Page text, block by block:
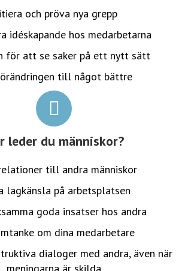
och pröva nya grepp
idéskapande hos medarbetarna
för att se saker på ett nytt sätt
till något bättre
leder du människor?
till andra människor
lagkänsla på arbetsplatsen
goda insatser hos andra
om dina medarbetare
dialoger med andra, även när
meningarna är skilda